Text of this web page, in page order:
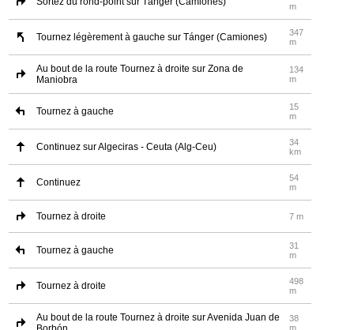
m
Tournez légèrement à gauche sur Tánger (Camiones)
347
m
Au bout de la route Tournez à droite sur Zona de
Maniobra
134
m
Tournez à gauche
15
m
Continuez sur Algeciras - Ceuta (Alg-Ceu)
34
km
Continuez
54
m
Tournez à droite 7 m
Tournez à gauche
31
m
Tournez à droite
498
m
Au bout de la route Tournez à droite sur Avenida Juan de
38
m